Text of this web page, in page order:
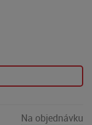
Na objednávku